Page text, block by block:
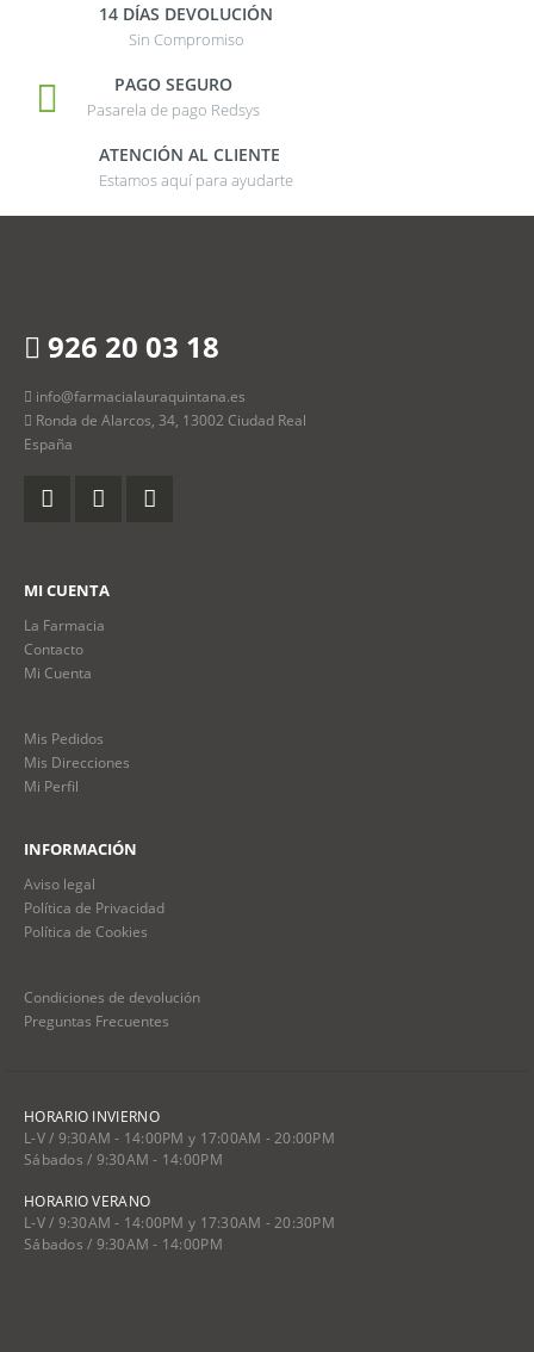
14 DÍAS DEVOLUCIÓN
Sin Compromiso
PAGO SEGURO
Pasarela de pago Redsys
ATENCIÓN AL CLIENTE
Estamos aquí para ayudarte
926 20 03 18
info@farmacialauraquintana.es
Ronda de Alarcos, 34, 13002 Ciudad Real
España
MI CUENTA
La Farmacia
Contacto
Mi Cuenta
Mis Pedidos
Mis Direcciones
Mi Perfil
INFORMACIÓN
Aviso legal
Política de Privacidad
Política de Cookies
Condiciones de devolución
Preguntas Frecuentes
HORARIO INVIERNO
L-V / 9:30AM - 14:00PM y 17:00AM - 20:00PM
Sábados / 9:30AM - 14:00PM
HORARIO VERANO
L-V / 9:30AM - 14:00PM y 17:30AM - 20:30PM
Sábados / 9:30AM - 14:00PM